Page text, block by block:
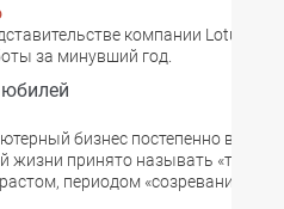
компании Lotus
за минувший год.
бизнес постепенно входит
жизни принято называть
периодом «созревания» и т.